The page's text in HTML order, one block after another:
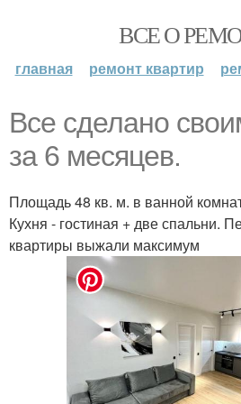
ВСЕ О
главная ремонт квартир
Все сделано
за 6 месяцев.
Площадь 48 кв. м. в ванной
Кухня - гостиная + две спальни.
квартиры выжали максимум